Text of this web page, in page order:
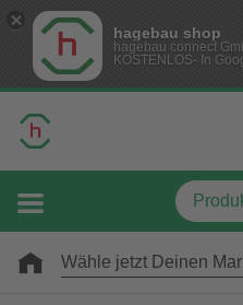
hagebau shop
hagebau connect
KOSTENLOS- In
Wähle jetzt Deinen